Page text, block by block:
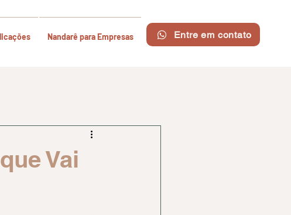
Nandarê para Empresas Entre em contato
Vai